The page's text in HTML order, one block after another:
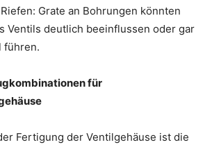
Grate an Bohrungen könnten
Ventils deutlich beeinflussen oder gar
führen.
für
Fertigung der Ventilgehäuse ist die